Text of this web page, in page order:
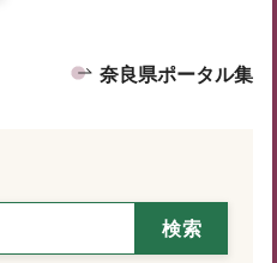
奈良県ポータル集